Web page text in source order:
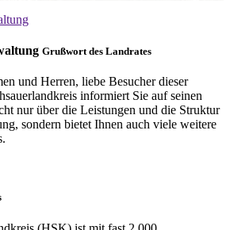
Grußwort des Landrates
und Herren, liebe Besucher dieser
informiert Sie auf seinen
nur über die Leistungen und die Struktur
sondern bietet Ihnen auch viele weitere